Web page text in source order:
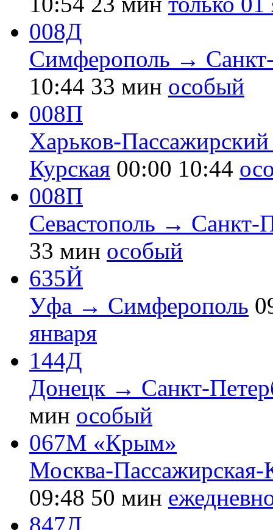
008Д
Симферополь →
10:44 33 мин особый
008П
Харьков-
Курская 00:00 10:44
008П
Севастополь → Санкт-
33 мин особый
635Й
Уфа → Симферополь
января
144Д
Донецк → Санкт-
мин особый
067М «Крым»
Москва-
09:48 50 мин
847Д